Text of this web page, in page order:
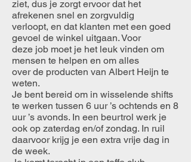
ziet, dus je zorgt ervoor dat het
afrekenen snel en zorgvuldig
verloopt, en dat klanten met een goed
gevoel de winkel uitgaan. Voor
deze job moet je het leuk vinden om
mensen te helpen en om alles
over de producten van Albert Heijn te
weten.
Je bent bereid om in wisselende shifts
te werken tussen 6 uur ’s ochtends en 8
uur ’s avonds. In een beurtrol werk je
ook op zaterdag en/of zondag. In ruil
daarvoor krijg je een extra vrije dag in
de week.